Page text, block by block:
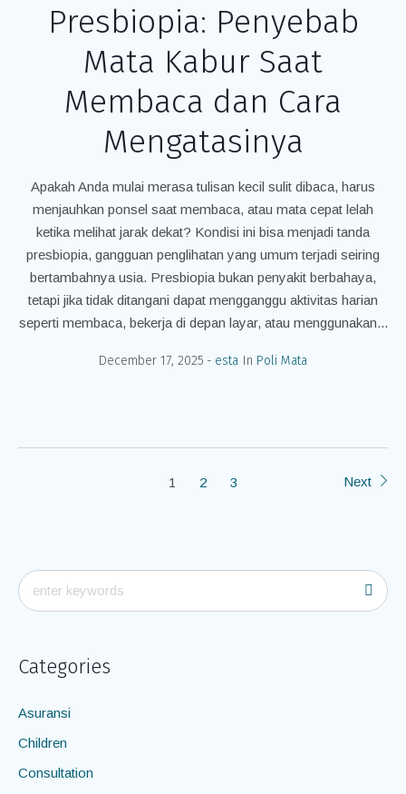
Presbiopia: Penyebab
Mata Kabur Saat
Membaca dan Cara
Mengatasinya
Apakah Anda mulai merasa tulisan kecil sulit dibaca, harus
menjauhkan ponsel saat membaca, atau mata cepat lelah
ketika melihat jarak dekat? Kondisi ini bisa menjadi tanda
presbiopia, gangguan penglihatan yang umum terjadi seiring
bertambahnya usia. Presbiopia bukan penyakit berbahaya,
tetapi jika tidak ditangani dapat mengganggu aktivitas harian
seperti membaca, bekerja di depan layar, atau menggunakan...
December 17, 2025 esta In Poli Mata
1 2 3 Next
Categories
Asuransi
Children
Consultation